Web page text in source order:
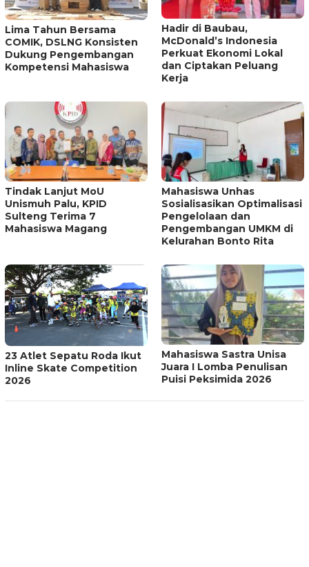
Lima Tahun Bersama
COMIK, DSLNG Konsisten
Dukung Pengembangan
Kompetensi Mahasiswa
Hadir di Baubau,
McDonald’s Indonesia
Perkuat Ekonomi Lokal
dan Ciptakan Peluang
Kerja
Tindak Lanjut MoU
Unismuh Palu, KPID
Sulteng Terima 7
Mahasiswa Magang
Mahasiswa Unhas
Sosialisasikan Optimalisasi
Pengelolaan dan
Pengembangan UMKM di
Kelurahan Bonto Rita
23 Atlet Sepatu Roda Ikut
Inline Skate Competition
2026
Mahasiswa Sastra Unisa
Juara I Lomba Penulisan
Puisi Peksimida 2026